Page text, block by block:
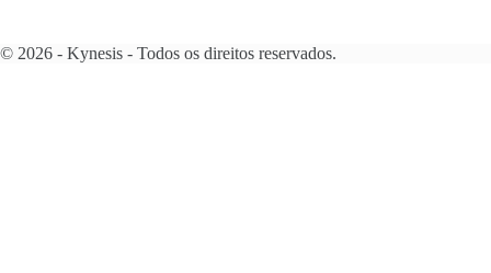
© 2026 - Kynesis - Todos os direitos reservados.